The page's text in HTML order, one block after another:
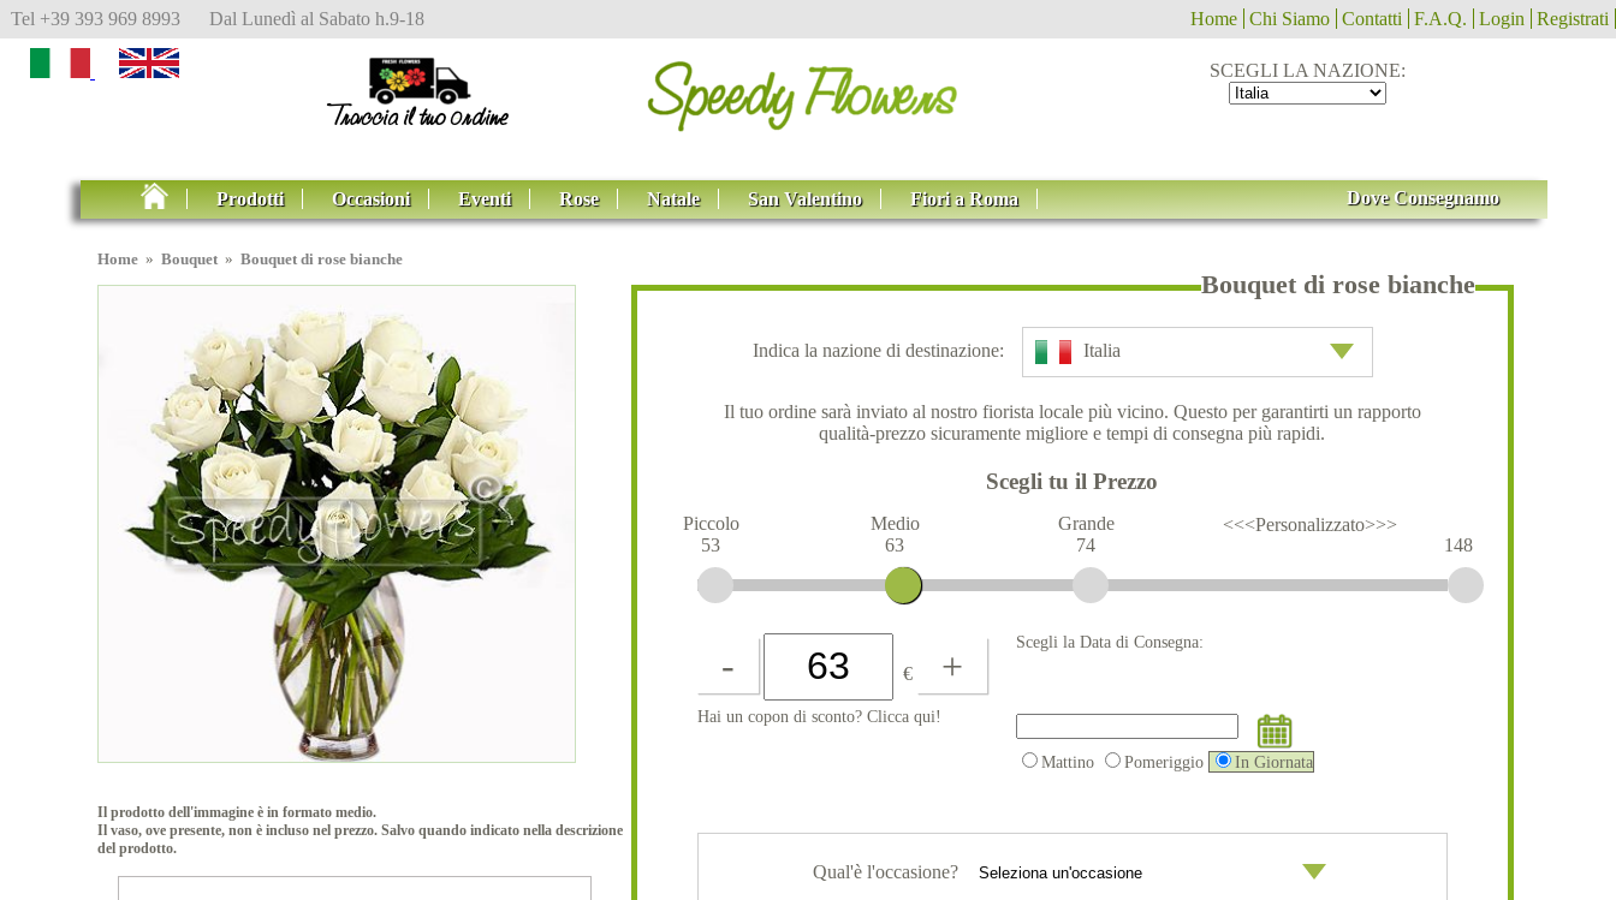
Tel +39 393 969 8993 Dal Lunedì al Sabato h.9-18 Home Chi Siamo Contatti F.A.Q. Login Registrati
SCEGLI LA NAZIONE:
Prodotti Occasioni Eventi Rose Natale San Valentino Fiori a Roma Dove Consegnamo
Home » Bouquet » Bouquet di rose bianche
Il prodotto dell'immagine è in formato medio.
Il vaso, ove presente, non è incluso nel prezzo. Salvo quando indicato nella descrizione
del prodotto.
Bouquet di rose bianche
Indica la nazione di destinazione: Italia
Il tuo ordine sarà inviato al nostro fiorista locale più vicino. Questo per garantirti un rapporto
qualità-prezzo sicuramente migliore e tempi di consegna più rapidi.
Scegli tu il Prezzo
Piccolo
53
Medio
63
Grande
74
<<<Personalizzato>>>
148
- € +
Hai un copon di sconto? Clicca qui!
Scegli la Data di Consegna:
Mattino Pomeriggio In Giornata
Qual'è l'occasione?